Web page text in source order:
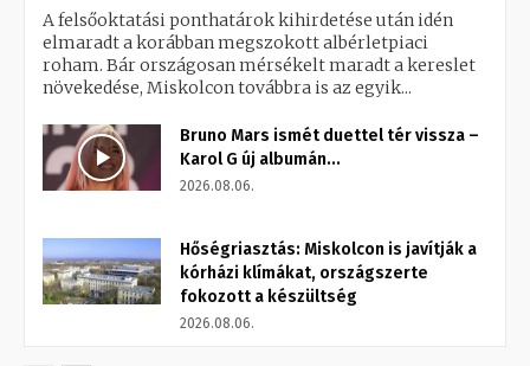
A felsőoktatási ponthatárok kihirdetése után idén
elmaradt a korábban megszokott albérletpiaci
roham. Bár országosan mérsékelt maradt a kereslet
növekedése, Miskolcon továbbra is az egyik...
Bruno Mars ismét duettel tér vissza –
Karol G új albumán...
2026.08.06.
Hőségriasztás: Miskolcon is javítják a
kórházi klímákat, országszerte
fokozott a készültség
2026.08.06.